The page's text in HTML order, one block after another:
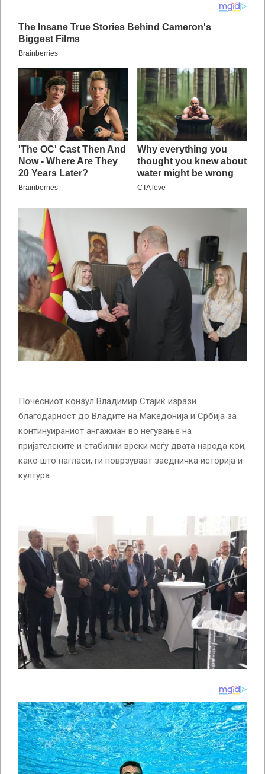
Почесниот конзул Владимир Стајиќ изрази
благодарност до Владите на Македонија и Србија за
континуираниот ангажман во негување на
пријателските и стабилни врски меѓу двата народа кои,
како што нагласи, ги поврзуваат заедничка историја и
култура.